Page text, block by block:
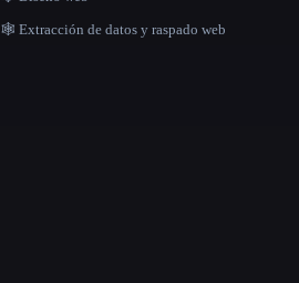
🕸️ Extracción de datos y raspado web